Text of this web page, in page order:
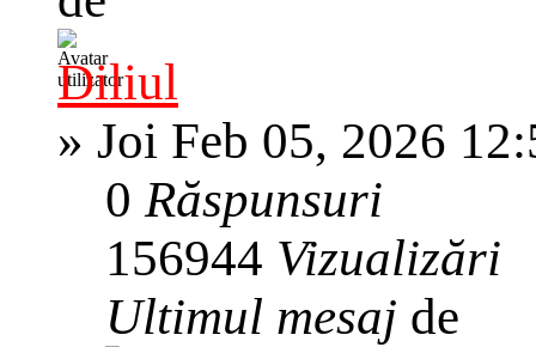
Diliul
» Joi Feb 05, 2026
0Răspunsuri
156944 Vizualizări
Ultimul mesaj de